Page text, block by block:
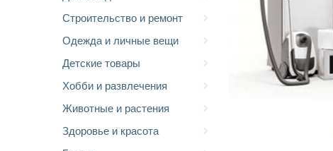
Строительство и ремонт
Одежда и личные вещи
Детские товары
Хобби и развлечения
Животные и растения
Здоровье и красота